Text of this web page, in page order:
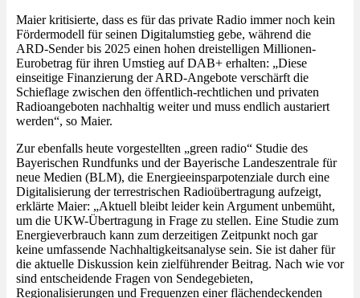
Maier kritisierte, dass es für das private Radio immer noch kein
Fördermodell für seinen Digitalumstieg gebe, während die
ARD-Sender bis 2025 einen hohen dreistelligen Millionen-
Eurobetrag für ihren Umstieg auf DAB+ erhalten: „Diese
einseitige Finanzierung der ARD-Angebote verschärft die
Schieflage zwischen den öffentlich-rechtlichen und privaten
Radioangeboten nachhaltig weiter und muss endlich austariert
werden“, so Maier.
Zur ebenfalls heute vorgestellten „green radio“ Studie des
Bayerischen Rundfunks und der Bayerische Landeszentrale für
neue Medien (BLM), die Energieeinsparpotenziale durch eine
Digitalisierung der terrestrischen Radioübertragung aufzeigt,
erklärte Maier: „Aktuell bleibt leider kein Argument unbemüht,
um die UKW-Übertragung in Frage zu stellen. Eine Studie zum
Energieverbrauch kann zum derzeitigen Zeitpunkt noch gar
keine umfassende Nachhaltigkeitsanalyse sein. Sie ist daher für
die aktuelle Diskussion kein zielführender Beitrag. Nach wie vor
sind entscheidende Fragen von Sendegebieten,
Regionalisierungen und Frequenzen einer flächendeckenden